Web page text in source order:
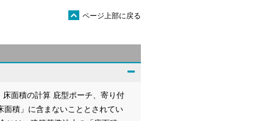
ü ページ上部に戻る
面積の計算 庇型ポーチ、寄り付
面積」に含まないこととされてい